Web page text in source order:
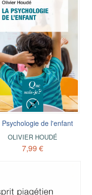
Psychologie de l'enfant
OLIVIER HOUDÉ
7,99 €